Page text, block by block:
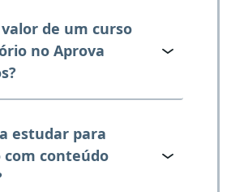
de um curso
no Aprova
estudar para
com conteúdo